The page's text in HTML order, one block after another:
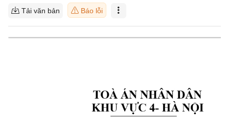
Tải văn bản Báo lỗi